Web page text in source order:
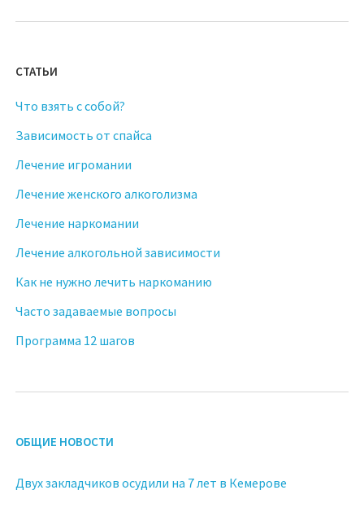
СТАТЬИ
Что взять с собой?
Зависимость от спайса
Лечение игромании
Лечение женского алкоголизма
Лечение наркомании
Лечение алкогольной зависимости
Как не нужно лечить наркоманию
Часто задаваемые вопросы
Программа 12 шагов
ОБЩИЕ НОВОСТИ
Двух закладчиков осудили на 7 лет в Кемерове